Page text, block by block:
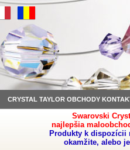
CRYSTAL TAYLOR OBCHODY
Swarovski
najlepšia
Produkty k dispozícii
okamžite, alebo